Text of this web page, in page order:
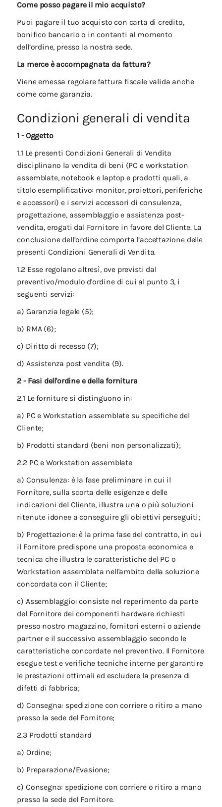
Come posso pagare il mio acquisto?
Puoi pagare il tuo acquisto con carta di credito,
bonifico bancario o in contanti al momento
dell’ordine, presso la nostra sede.
La merce è accompagnata da fattura?
Viene emessa regolare fattura fiscale valida anche
come come garanzia.
Condizioni generali di vendita
1 - Oggetto
1.1 Le presenti Condizioni Generali di Vendita
disciplinano la vendita di beni (PC e workstation
assemblate, notebook e laptop e prodotti quali, a
titolo esemplificativo: monitor, proiettori, periferiche
e accessori) e i servizi accessori di consulenza,
progettazione, assemblaggio e assistenza post-
vendita, erogati dal Fornitore in favore del Cliente. La
conclusione dell’ordine comporta l’accettazione delle
presenti Condizioni Generali di Vendita.
1.2 Esse regolano altresì, ove previsti dal
preventivo/modulo d'ordine di cui al punto 3, i
seguenti servizi:
a) Garanzia legale (5);
b) RMA (6);
c) Diritto di recesso (7);
d) Assistenza post vendita (9).
2 - Fasi dell'ordine e della fornitura
2.1 Le forniture si distinguono in:
a) PC e Workstation assemblate su specifiche del
Cliente;
b) Prodotti standard (beni non personalizzati);
2.2 PC e Workstation assemblate
a) Consulenza: è la fase preliminare in cui il
Fornitore, sulla scorta delle esigenze e delle
indicazioni del Cliente, illustra una o più soluzioni
ritenute idonee a conseguire gli obiettivi perseguiti;
b) Progettazione: è la prima fase del contratto, in cui
il Fornitore predispone una proposta economica e
tecnica che illustra le caratteristiche del PC o
Workstation assemblata nell'ambito della soluzione
concordata con il Cliente;
c) Assemblaggio: consiste nel reperimento da parte
del Fornitore dei componenti hardware richiesti
presso nostro magazzino, fornitori esterni o aziende
partner e il successivo assemblaggio secondo le
caratteristiche concordate nel preventivo. Il Fornitore
esegue test e verifiche tecniche interne per garantire
le prestazioni ottimali ed escludere la presenza di
difetti di fabbrica;
d) Consegna: spedizione con corriere o ritiro a mano
presso la sede del Fornitore;
2.3 Prodotti standard
a) Ordine;
b) Preparazione/Evasione;
c) Consegna: spedizione con corriere o ritiro a mano
presso la sede del Fornitore.